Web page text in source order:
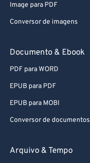
Image para PDF
Conversor de imagens
Documento & Ebook
PDF para WORD
EPUB para PDF
EPUB para MOBI
Conversor de documentos
Arquivo & Tempo